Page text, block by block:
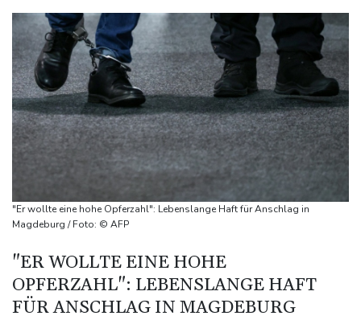
Absturz von Ultraleichtflugzeug: 72-jähriger Pilot stirbt in Baden-
Württemberg
Selenskyj warnt in Belgrad vor Folgen russischer Angriffe für
den Winter
Drohnen über Bundeswehrstandort in Nordrhein-Westfalen
gesichtet
Ungarns Regierungspartei nominiert Ex-Gerichtspräsidenten
Baka als Staatschef
Schwimm-EM: Halbisch winkt und springt zu Bronze
Selenskyj: Ukraine hat praktisch keine intakten
Braunschweig nach Kantersieg in Magdeburg an der Spitze
Absteiger schlägt Aufsteiger: Heidenheim siegt turbulent
"Er wollte eine hohe Opferzahl": Lebenslange Haft für Anschlag in
Magdeburg / Foto: © AFP
"ER WOLLTE EINE HOHE
OPFERZAHL": LEBENSLANGE HAFT
FÜR ANSCHLAG IN MAGDEBURG